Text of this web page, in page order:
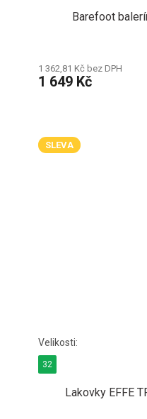
Barefoot
1 362,81 Kč bez DPH
1 649 Kč
SLEVA
Lakovky EFFE
32